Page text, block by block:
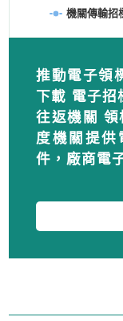
機關傳輸招
推動電子領
下載 電子招
往返機關
度機關提供
件，廠商電